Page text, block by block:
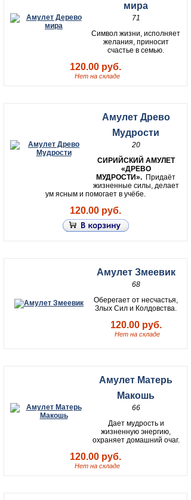
мира
71
Символ жизни, исполняет
желания, приносит
счастье в семью.
120.00 руб.
Нет на складе
Амулет Древо
Мудрости
20
СИРИЙСКИЙ АМУЛЕТ
«ДРЕВО
МУДРОСТИ». Придаёт
жизненные силы, делает
ум ясным и помогает в учёбе.
120.00 руб.
Амулет Змеевик
68
Оберегает от несчастья,
Злых Сил и Колдовства.
120.00 руб.
Нет на складе
Амулет Матерь
Макошь
66
Дает мудрость и
жизненную энергию,
охраняет домашний очаг.
120.00 руб.
Нет на складе